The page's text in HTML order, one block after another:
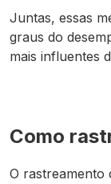
Juntas, essas
graus do
mais influentes
Como
O rastreamento